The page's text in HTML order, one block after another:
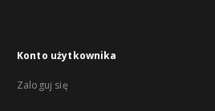
Konto użytkownika
Zaloguj się